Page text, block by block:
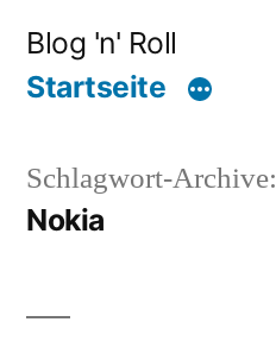
Inhalt
Blog 'n' Roll
Startseite
Schlagwort-Archive:
Nokia